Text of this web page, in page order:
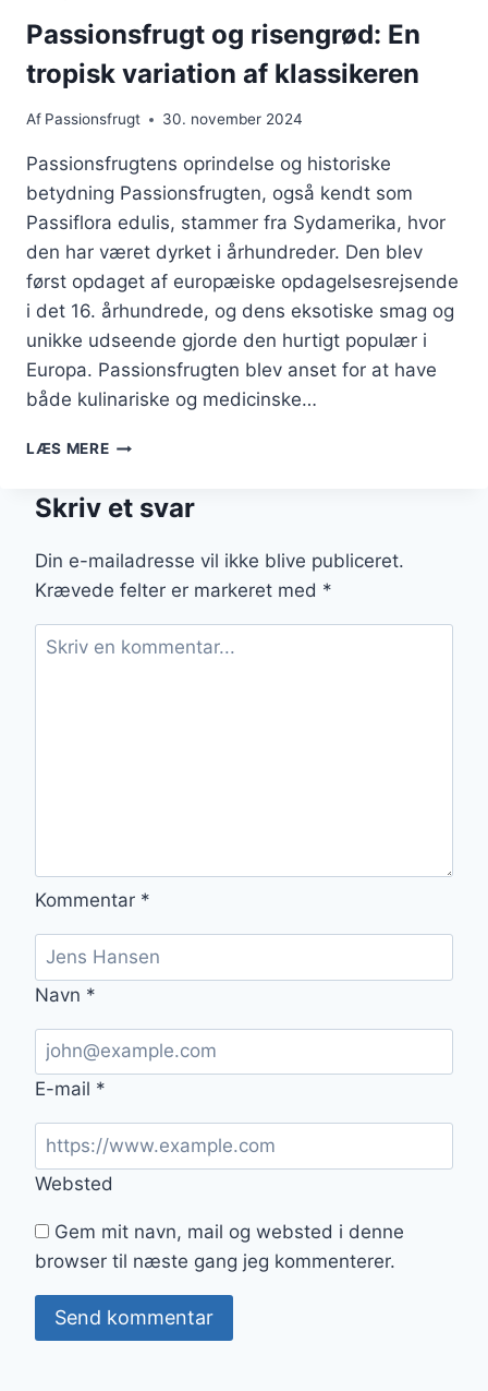
Passionsfrugt og risengrød: En
tropisk variation af klassikeren
Af Passionsfrugt 30. november 2024
Passionsfrugtens oprindelse og historiske
betydning Passionsfrugten, også kendt som
Passiflora edulis, stammer fra Sydamerika, hvor
den har været dyrket i århundreder. Den blev
først opdaget af europæiske opdagelsesrejsende
i det 16. århundrede, og dens eksotiske smag og
unikke udseende gjorde den hurtigt populær i
Europa. Passionsfrugten blev anset for at have
både kulinariske og medicinske…
LÆS MEREPASSIONSFRUGT
EN
VARIATION
AF
KLASSIKEREN
Skriv et svar
Din e-mailadresse vil ikke blive publiceret.
Krævede felter er markeret med *
Kommentar *
Navn *
E-mail *
Websted
Gem mit navn, mail og websted i denne
browser til næste gang jeg kommenterer.